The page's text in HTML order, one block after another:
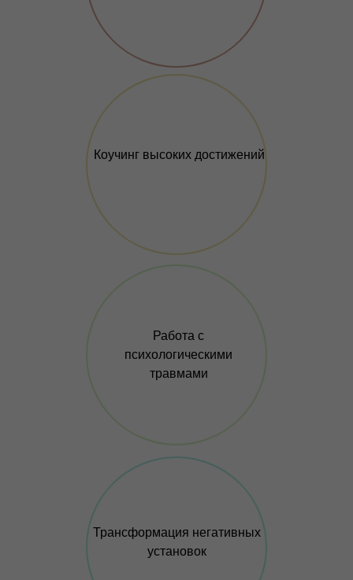
Работа с
психологическими
травмами
Коучинг высоких достижений
Трансформация негативных
установок